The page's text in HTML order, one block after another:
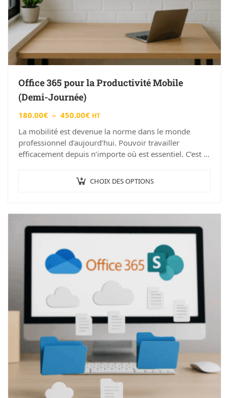
Office 365 pour la Productivité Mobile
(Demi-Journée)
180.00€ – 450.00€ HT
La mobilité est devenue la norme dans le monde
professionnel d’aujourd’hui. Pouvoir travailler
efficacement depuis n’importe où est essentiel. C’est là
CHOIX DES OPTIONS